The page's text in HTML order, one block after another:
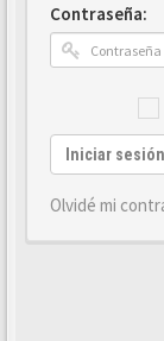
Contraseña:
Iniciar sesión
Olvidé mi